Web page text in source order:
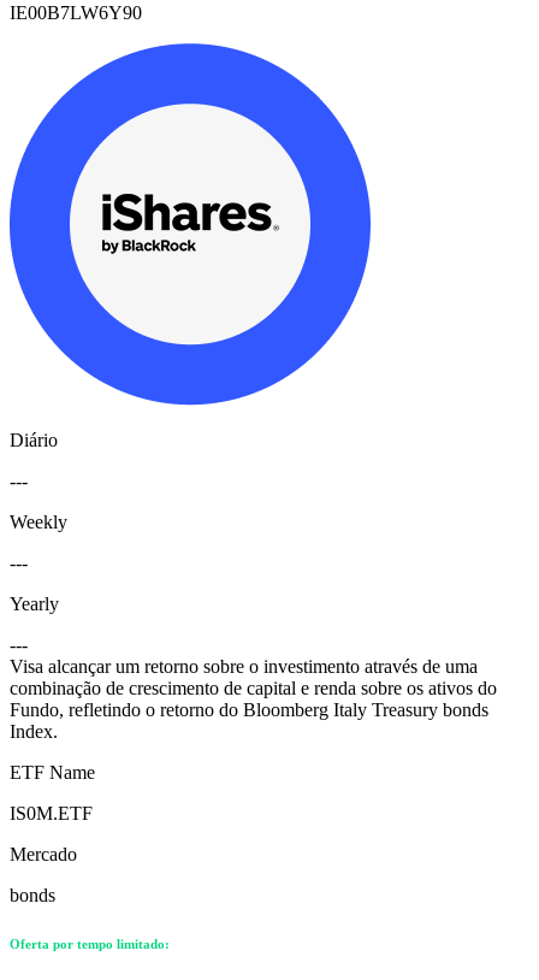
IE00B7LW6Y90
Diário
---
Weekly
---
Yearly
---
Visa alcançar um retorno sobre o investimento através de uma
combinação de crescimento de capital e renda sobre os ativos do
Fundo, refletindo o retorno do Bloomberg Italy Treasury bonds
Index.
ETF Name
IS0M.ETF
Mercado
bonds
Oferta por tempo limitado: